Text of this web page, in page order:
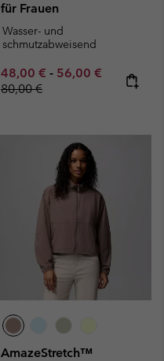
für Frauen
Wasser- und
schmutzabweisend
Minimum sale price:
48,00 € - Maximum sale
56,00 € Regular
80,00 €
AmazeStretch™